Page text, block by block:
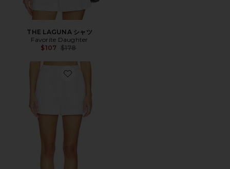
THE LAGUNA シャツ
Favorite Daughter
$107 Previous price:
$178
Favorite THE MALIBU ショートパンツ